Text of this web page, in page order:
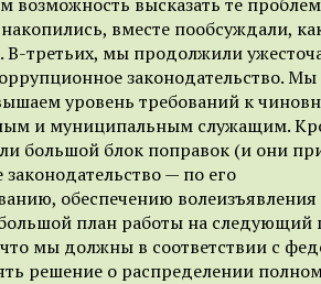
вместе пообсуждали,
третьих, мы продолжили
законодательство. Мы
уровень требований к
и муниципальным служащим.
большой блок поправок (и они
законодательство — по его
обеспечению
план работы на следующий
что мы должны в соответствии с
решение о распределении